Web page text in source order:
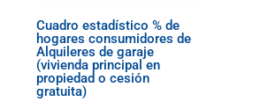
Cuadro estadístico % de
hogares consumidores de
Alquileres de garaje
(vivienda principal en
propiedad o cesión
gratuita)